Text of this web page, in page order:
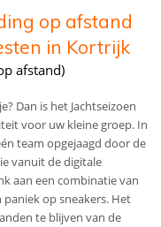
op afstand
in Kortrijk
afstand)
Dan is het Jachtseizoen
voor uw kleine groep. In
team opgejaagd door de
vanuit de digitale
aan een combinatie van
op sneakers. Het
te blijven van de